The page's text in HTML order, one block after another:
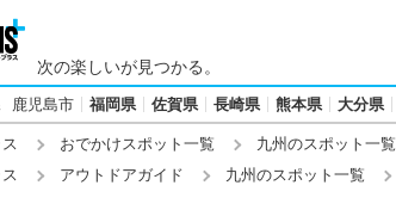
次の楽しいが見つかる。
鹿児島市 福岡県 佐賀県 長崎県 熊本県 大分県
おでかけスポット一覧 九州のスポット一覧
アウトドアガイド 九州のスポット一覧